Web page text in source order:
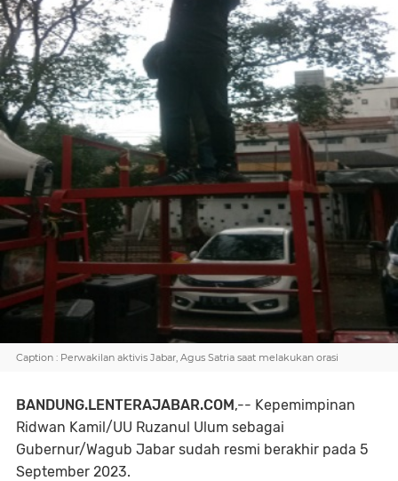
Caption : Perwakilan aktivis Jabar, Agus Satria saat melakukan orasi
BANDUNG.LENTERAJABAR.COM,-- Kepemimpinan
Ridwan Kamil/UU Ruzanul Ulum sebagai
Gubernur/Wagub Jabar sudah resmi berakhir pada 5
September 2023.